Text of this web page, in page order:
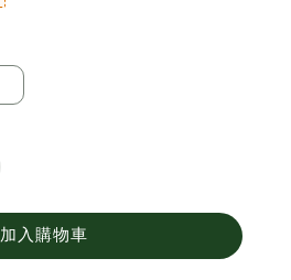
加入購物車